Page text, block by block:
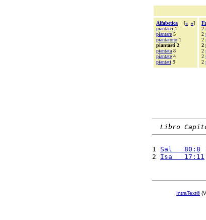
Alfabetica [« »]
piantarci 1
piantare 5
piantarono 1
piantasti 2
piantata 8
piantate 4
piantati 9
2
2
2
2
2
2
2
Libro
1 Sal   80:8
2 Isa   17:11
IntraText®